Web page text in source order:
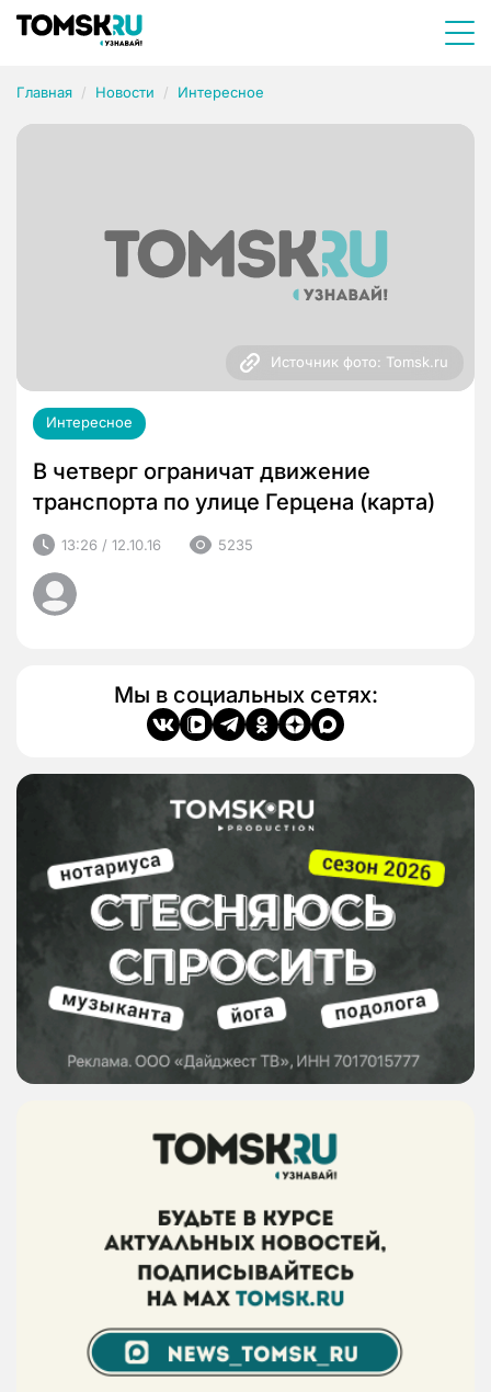
Главная Новости Интересное
Источник фото: Tomsk.ru
Интересное
В четверг ограничат движение
транспорта по улице Герцена (карта)
13:26 / 12.10.16 5235
Мы в социальных сетях: